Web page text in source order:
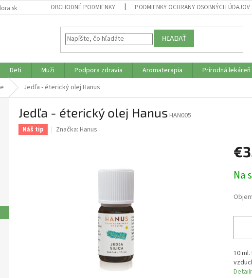
OBCHODNÉ PODMIENKY PODMIENKY OCHRANY OSOBNÝCH ÚDAJOV
HĽADAŤ
Deti Muži Podpora zdravia Aromaterapia Prírodná lekáreň
Jedľa - éterický olej Hanus
Jedľa - éterický olej Hanus HAN005
Náš tip Značka: Hanus
cena:
Na
Objem
10